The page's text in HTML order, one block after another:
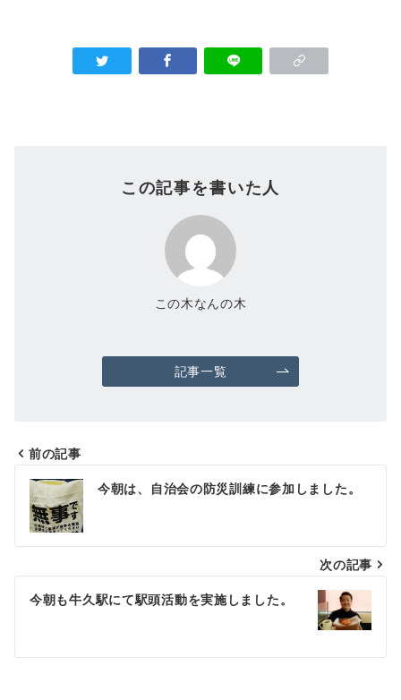
この記事を書いた人
この木なんの木
記事一覧
投
稿
ナ
ビ
ゲ
シ
前の記事
今朝は、自治会の防災訓練に参加しました。
次の記事
今朝も牛久駅にて駅頭活動を実施しました。